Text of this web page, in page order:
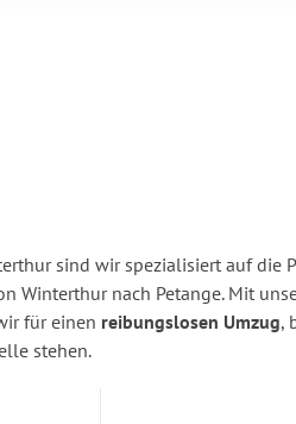
sind wir spezialisiert auf die
Winterthur nach Petange. Mit
für einen reibungslosen Umzug,
stehen.